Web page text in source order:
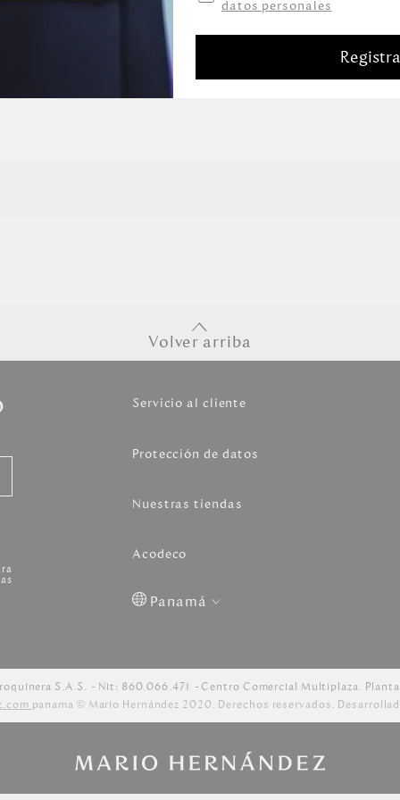
Volver arriba
Servicio al cliente
Protección de datos
Nuestras tiendas
Acodeco
Panamá
S.A.S. Nit: 860.066.471
Centro Comercial Multiplaza.
panama © Mario Hernández 2020. Derechos reservados.
datos personales